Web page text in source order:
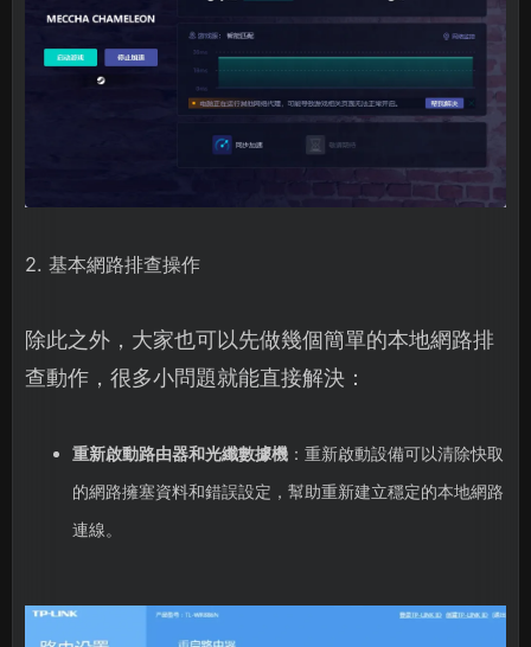
2. 基本網路排查操作
除此之外，大家也可以先做幾個簡單的本地網路排
查動作，很多小問題就能直接解決：
重新啟動路由器和光纖數據機：重新啟動設備可以清除快取
的網路擁塞資料和錯誤設定，幫助重新建立穩定的本地網路
連線。